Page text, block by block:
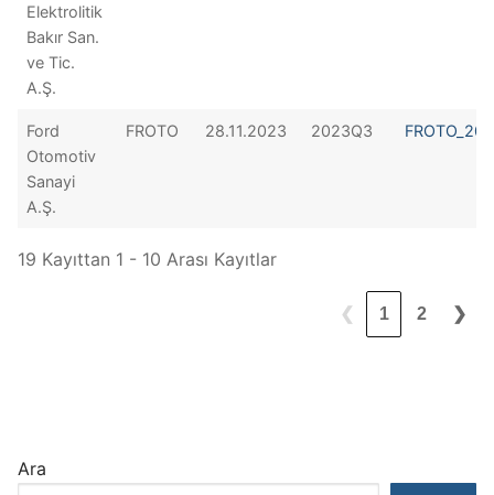
Elektrolitik
Bakır San.
ve Tic.
A.Ş.
Ford
Otomotiv
Sanayi
A.Ş.
FROTO 28.11.2023 2023Q3
19 Kayıttan 1 - 10 Arası Kayıtlar
❮ 1 2 ❯
Ara